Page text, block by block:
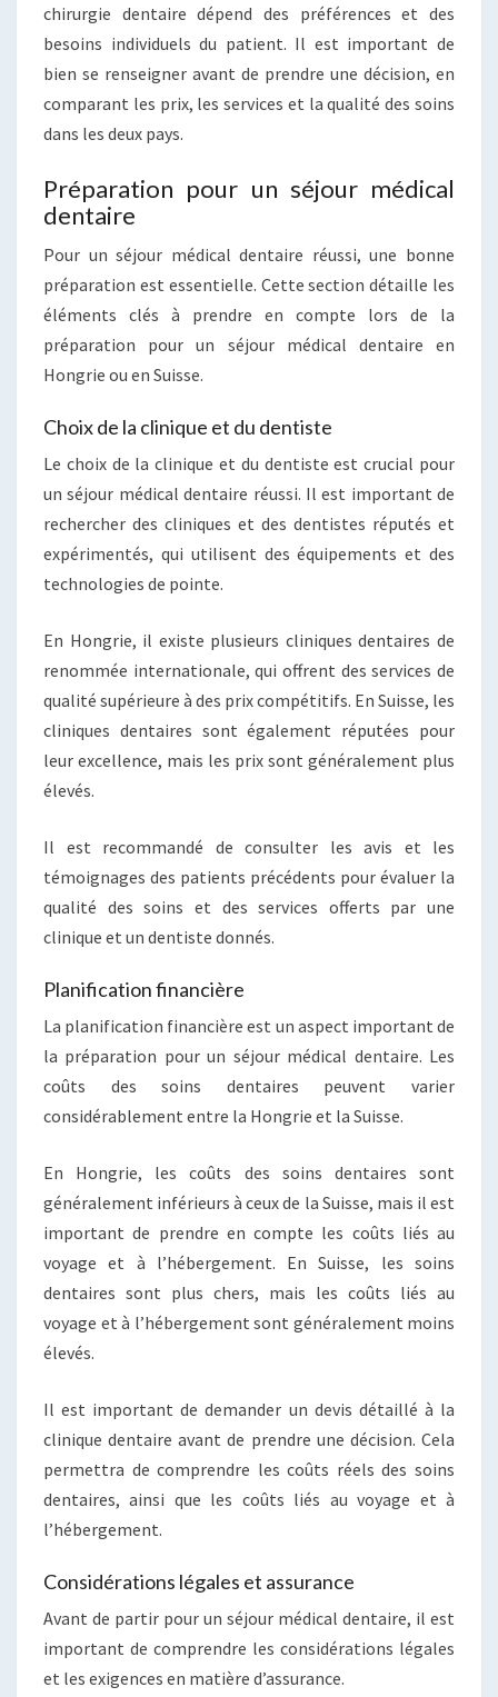
chirurgie dentaire dépend des préférences et des
besoins individuels du patient. Il est important de
bien se renseigner avant de prendre une décision, en
comparant les prix, les services et la qualité des soins
dans les deux pays.
Préparation pour un séjour médical
dentaire
Pour un séjour médical dentaire réussi, une bonne
préparation est essentielle. Cette section détaille les
éléments clés à prendre en compte lors de la
préparation pour un séjour médical dentaire en
Hongrie ou en Suisse.
Choix de la clinique et du dentiste
Le choix de la clinique et du dentiste est crucial pour
un séjour médical dentaire réussi. Il est important de
rechercher des cliniques et des dentistes réputés et
expérimentés, qui utilisent des équipements et des
technologies de pointe.
En Hongrie, il existe plusieurs cliniques dentaires de
renommée internationale, qui offrent des services de
qualité supérieure à des prix compétitifs. En Suisse, les
cliniques dentaires sont également réputées pour
leur excellence, mais les prix sont généralement plus
élevés.
Il est recommandé de consulter les avis et les
témoignages des patients précédents pour évaluer la
qualité des soins et des services offerts par une
clinique et un dentiste donnés.
Planification financière
La planification financière est un aspect important de
la préparation pour un séjour médical dentaire. Les
coûts des soins dentaires peuvent varier
considérablement entre la Hongrie et la Suisse.
En Hongrie, les coûts des soins dentaires sont
généralement inférieurs à ceux de la Suisse, mais il est
important de prendre en compte les coûts liés au
voyage et à l’hébergement. En Suisse, les soins
dentaires sont plus chers, mais les coûts liés au
voyage et à l’hébergement sont généralement moins
élevés.
Il est important de demander un devis détaillé à la
clinique dentaire avant de prendre une décision. Cela
permettra de comprendre les coûts réels des soins
dentaires, ainsi que les coûts liés au voyage et à
l’hébergement.
Considérations légales et assurance
Avant de partir pour un séjour médical dentaire, il est
important de comprendre les considérations légales
et les exigences en matière d’assurance.